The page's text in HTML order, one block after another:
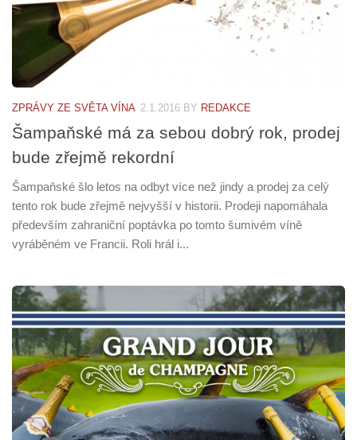
ZPRÁVY ZE SVĚTA VÍNA 2.1.2016 BY REDAKCE
Šampaňské má za sebou dobrý rok, prodej
bude zřejmě rekordní
Šampaňské šlo letos na odbyt více než jindy a prodej za celý
tento rok bude zřejmě nejvyšší v historii. Prodeji napomáhala
především zahraniční poptávka po tomto šumivém víně
vyráběném ve Francii. Roli hrál i...